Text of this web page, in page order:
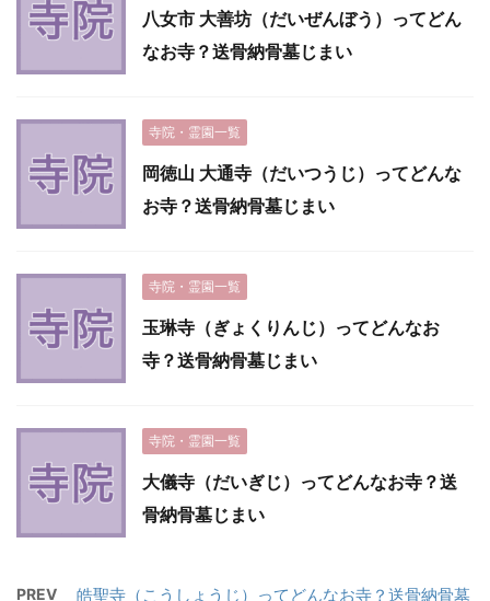
八女市 大善坊（だいぜんぼう）ってどん
なお寺？送骨納骨墓じまい
寺院・霊園一覧
岡徳山 大通寺（だいつうじ）ってどんな
お寺？送骨納骨墓じまい
寺院・霊園一覧
玉琳寺（ぎょくりんじ）ってどんなお
寺？送骨納骨墓じまい
寺院・霊園一覧
大儀寺（だいぎじ）ってどんなお寺？送
骨納骨墓じまい
PREV 皓聖寺（こうしょうじ）ってどんなお寺？送骨納骨墓